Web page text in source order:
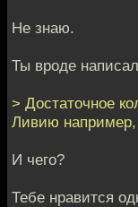
Не знаю.
Ты вроде
> Достаточное
Ливию
И чего?
Тебе нравится